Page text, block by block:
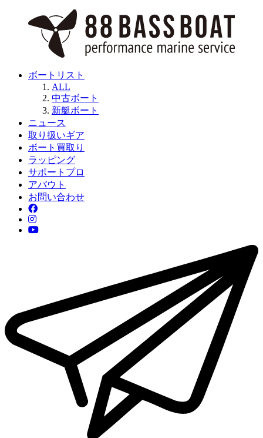
ボートリスト
ALL
中古ボート
新艇ボート
ニュース
取り扱いギア
ボート買取り
ラッピング
サポートプロ
アバウト
お問い合わせ